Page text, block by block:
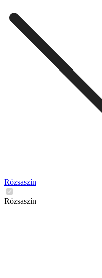
Rózsaszín
Rózsaszín